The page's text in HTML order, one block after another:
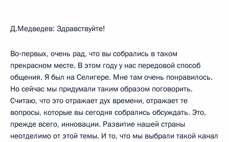
Д.Медведев: Здравствуйте!
Во‑первых, очень рад, что вы собрались в таком
прекрасном месте. В этом году у нас передовой способ
общения. Я был на Селигере. Мне там очень понравилось.
Но сейчас мы придумали таким образом поговорить.
Считаю, что это отражает дух времени, отражает те
вопросы, которые вы сегодня собрались обсуждать. Это,
прежде всего, инновации. Развитие нашей страны
неотделимо от этой темы. И то, что мы выбрали такой канал